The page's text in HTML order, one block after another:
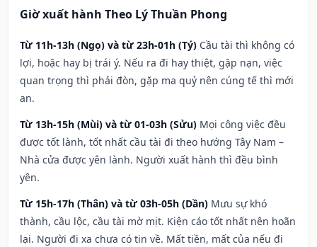
Giờ xuất hành Theo Lý Thuần Phong
Từ 11h-13h (Ngọ) và từ 23h-01h (Tý) Cầu tài thì không có
lợi, hoặc hay bị trái ý. Nếu ra đi hay thiệt, gặp nạn, việc
quan trọng thì phải đòn, gặp ma quỷ nên cúng tế thì mới
an.
Từ 13h-15h (Mùi) và từ 01-03h (Sửu) Mọi công việc đều
được tốt lành, tốt nhất cầu tài đi theo hướng Tây Nam –
Nhà cửa được yên lành. Người xuất hành thì đều bình
yên.
Từ 15h-17h (Thân) và từ 03h-05h (Dần) Mưu sự khó
thành, cầu lộc, cầu tài mờ mịt. Kiện cáo tốt nhất nên hoãn
lại. Người đi xa chưa có tin về. Mất tiền, mất của nếu đi